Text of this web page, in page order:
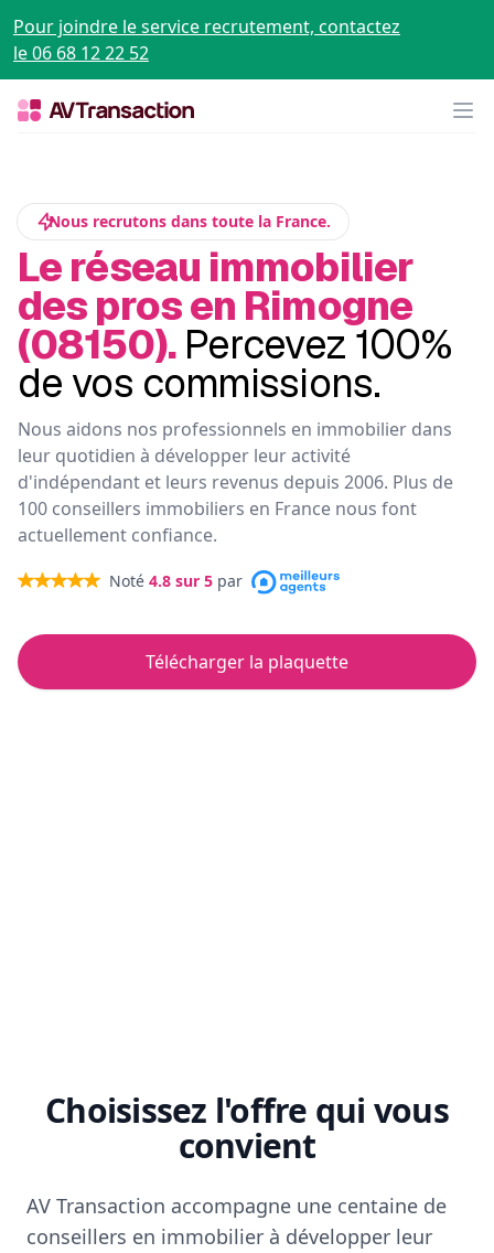
Pour joindre le service recrutement, contactez
le 06 68 12 22 52
Nous recrutons dans toute la France.
Le réseau immobilier
des pros en Rimogne
(08150). Percevez 100%
de vos commissions.
Nous aidons nos professionnels en immobilier dans
leur quotidien à développer leur activité
d'indépendant et leurs revenus depuis 2006. Plus de
100 conseillers immobiliers en France nous font
actuellement confiance.
Noté 4.8 sur 5 par
Télécharger la plaquette
Choisissez l'offre qui vous
convient
AV Transaction accompagne une centaine de
conseillers en immobilier à développer leur